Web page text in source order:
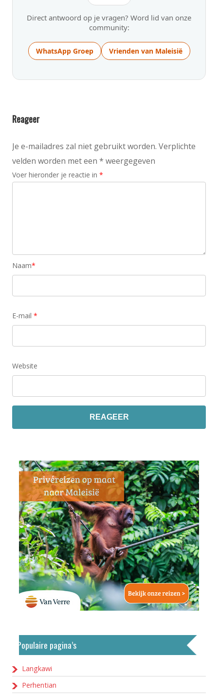
Direct antwoord op je vragen? Word lid van onze
community:
WhatsApp Groep Vrienden van Maleisië
Reageer
Je e-mailadres zal niet gebruikt worden. Verplichte
velden worden met een * weergegeven
Voer hieronder je reactie in *
Naam*
E-mail *
Website
Populaire pagina’s
Langkawi
Perhentian